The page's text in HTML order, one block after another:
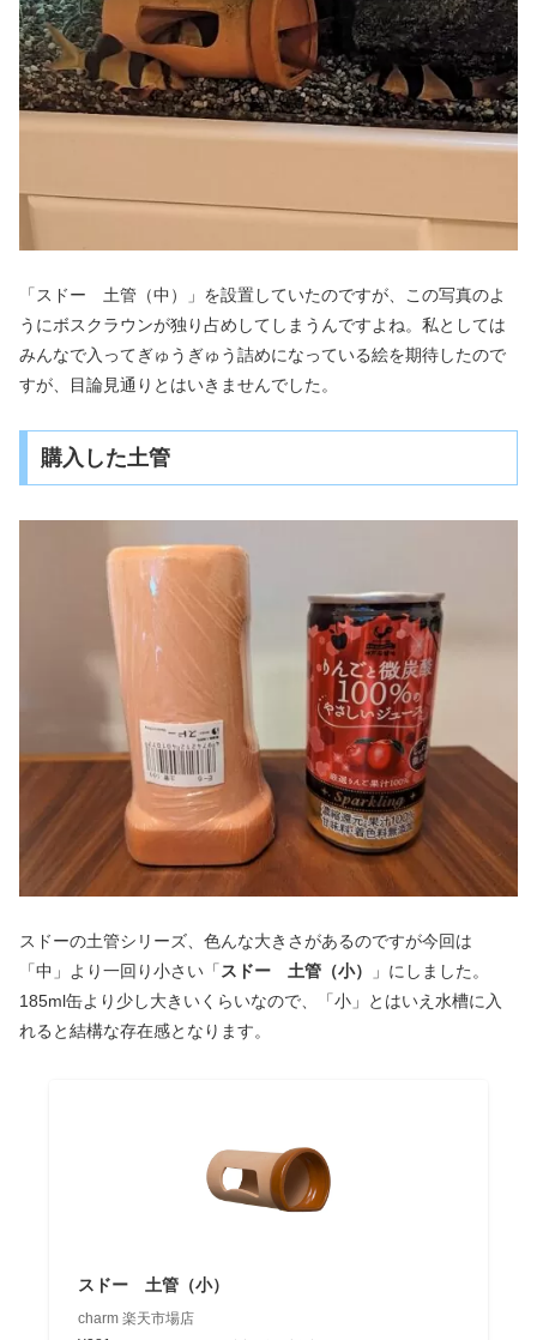
「スドー 土管（中）」を設置していたのですが、この写真のよ
うにボスクラウンが独り占めしてしまうんですよね。私としては
みんなで入ってぎゅうぎゅう詰めになっている絵を期待したので
すが、目論見通りとはいきませんでした。
購入した土管
スドーの土管シリーズ、色んな大きさがあるのですが今回は
「中」より一回り小さい「 スドー 土管（小）
」にしました。
185ml缶より少し大きいくらいなので、「小」とはいえ水槽に入
れると結構な存在感となります。
スドー 土管（小）
charm 楽天市場店